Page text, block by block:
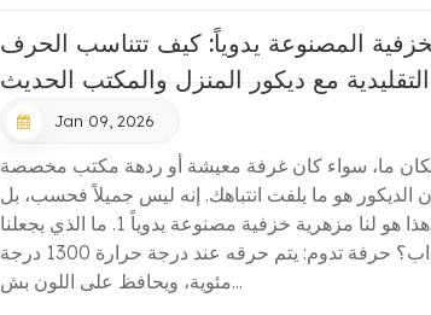
المصنوعة يدوياً: كيف تتناسب الحرف
التقليدية مع ديكور المنزل والمكتب الحديث
Jan 09, 2026
ما، سواء كان غرفة معيشة أو ردهة مكتب مخصصة
الديكور هو ما يلفت انتباهك. إنه ليس جميلاً فحسب، بل
أنيق ومذهل أيضاً.هذا هو لنا مزهرية خزفية مصنوعة يدوياً 1. ما الذي يجعلنا
مزهرية خزفية جذاب؟ حرفة تدوم: يتم حرقه عند درجة حرارة 1300 درجة
مئوية، ويحافظ على اللون بش...